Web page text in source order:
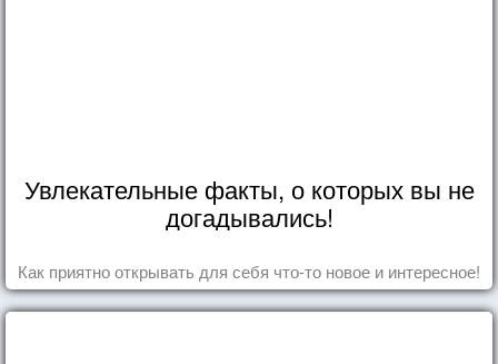
Увлекательные факты, о которых вы не
догадывались!
Как приятно открывать для себя что-то новое и интересное!